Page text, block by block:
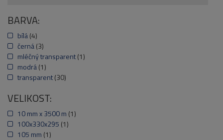
BARVA:
bílá (4)
černá (3)
mléčný transparent (1)
modrá (1)
transparent (30)
VELIKOST:
10 mm x 3500 m (1)
100x330x295 (1)
105 mm (1)